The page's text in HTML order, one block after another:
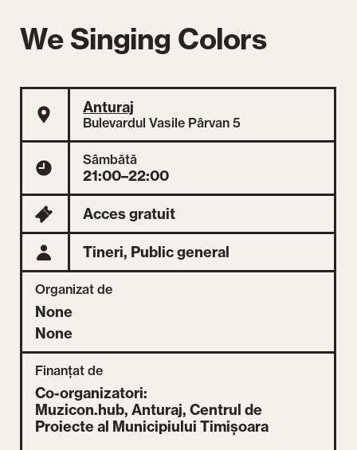
We Singing Colors
Anturaj
Bulevardul Vasile Pârvan 5
Sâmbătă
21:00–22:00
Acces gratuit
Tineri, Public general
Organizat de
None
None
Finanțat de
Co-organizatori:
Muzicon.hub, Anturaj, Centrul de
Proiecte al Municipiului Timișoara